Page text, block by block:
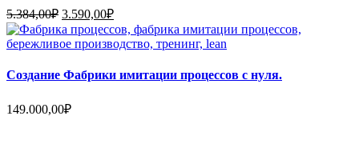
5.384,00₽ Первоначальная
цена
составляла
3.590,00₽Текущая
цена:
3.590,00₽.
Создание Фабрики имитации процессов с нуля.
149.000,00₽